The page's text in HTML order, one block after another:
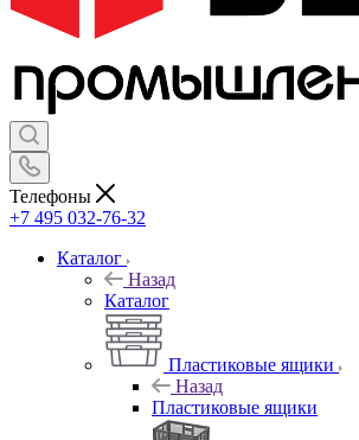
Телефоны
+7 495 032-76-32
Каталог
Назад
Каталог
Пластиковые ящики
Назад
Пластиковые ящики